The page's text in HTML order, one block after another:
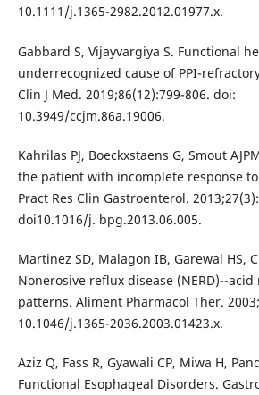
10.1111/j.1365-2982.2012.01977.x.
Gabbard S, Vijayvargiya S. Functional
underrecognized cause of PPI-
Clin J Med. 2019;86(12):799-806. doi:
10.3949/ccjm.86a.19006.
Kahrilas PJ, Boeckxstaens G, Smout
the patient with incomplete response
Pract Res Clin Gastroenterol.
doi10.1016/j. bpg.2013.06.005.
Martinez SD, Malagon IB, Garewal HS,
Nonerosive reflux disease (NERD)--
patterns. Aliment Pharmacol Ther.
10.1046/j.1365-2036.2003.01423.x.
Aziz Q, Fass R, Gyawali CP, Miwa H,
Functional Esophageal Disorders.